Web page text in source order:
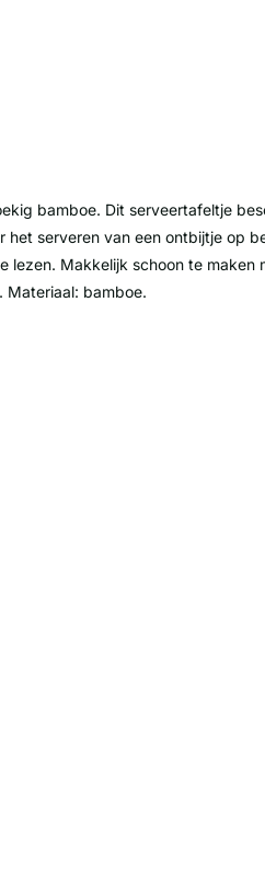
bamboe. Dit serveertafeltje
het serveren van een ontbijtje op
lezen. Makkelijk schoon te
bamboe.